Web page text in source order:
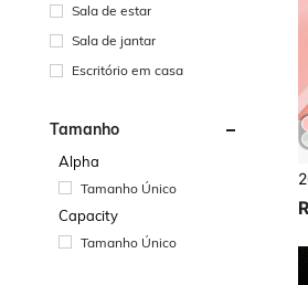
Sala de estar
Sala de jantar
Escritório em casa
Tamanho
Alpha
Tamanho Único
Capacity
Tamanho Único